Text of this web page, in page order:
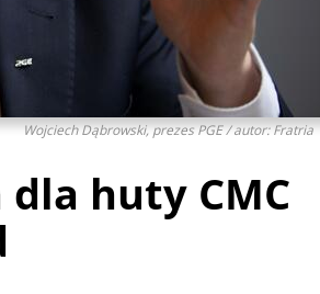
Wojciech Dąbrowski, prezes PGE / autor: Fratria
dla huty CMC